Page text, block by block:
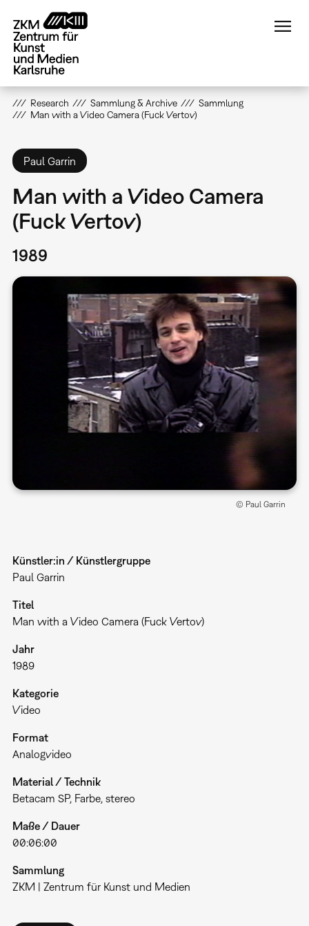
zum
Inhalt
Research Sammlung & Archive
Sammlung
Man with a Video Camera (Fuck Vertov)
Paul Garrin
Man with a Video Camera
(Fuck Vertov)
1989
© Paul Garrin
Künstler:in / Künstlergruppe
Paul Garrin
Titel
Man with a Video Camera (Fuck Vertov)
Jahr
1989
Kategorie
Video
Format
Analogvideo
Material / Technik
Betacam SP, Farbe, stereo
Maße / Dauer
00:06:00
Sammlung
ZKM | Zentrum für Kunst und Medien